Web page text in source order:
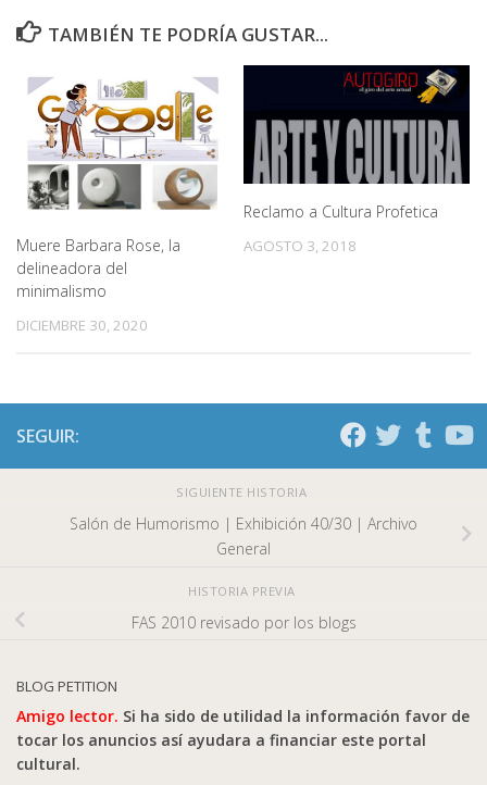
TAMBIÉN TE PODRÍA GUSTAR...
Muere Barbara Rose, la
delineadora del
minimalismo
DICIEMBRE 30, 2020
Reclamo a Cultura Profetica
AGOSTO 3, 2018
SEGUIR:
SIGUIENTE HISTORIA
Salón de Humorismo | Exhibición 40/30 | Archivo
General
HISTORIA PREVIA
FAS 2010 revisado por los blogs
BLOG PETITION
Amigo lector. Si ha sido de utilidad la información favor de
tocar los anuncios así ayudara a financiar este portal
cultural.